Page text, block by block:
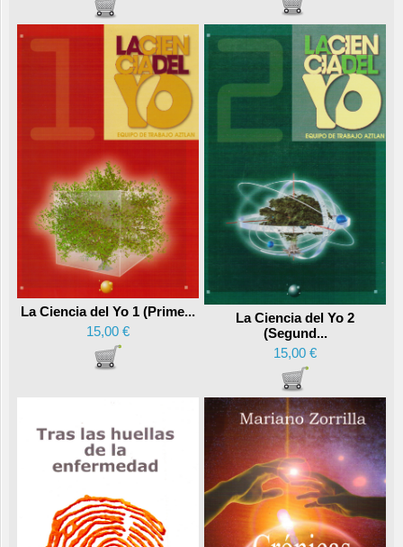
La Ciencia del Yo 1 (Prime...
15,00 €
La Ciencia del Yo 2
(Segund...
15,00 €